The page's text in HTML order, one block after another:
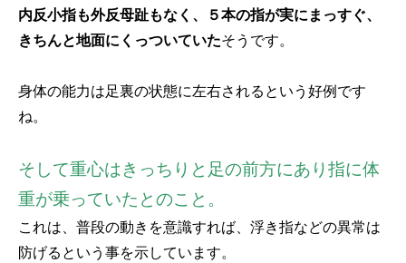
内反小指も外反母趾もなく、５本の指が実にまっすぐ、
きちんと地面にくっついていたそうです。
身体の能力は足裏の状態に左右されるという好例です
ね。
そして重心はきっちりと足の前方にあり指に体
重が乗っていたとのこと。
これは、普段の動きを意識すれば、浮き指などの異常は
防げるという事を示しています。